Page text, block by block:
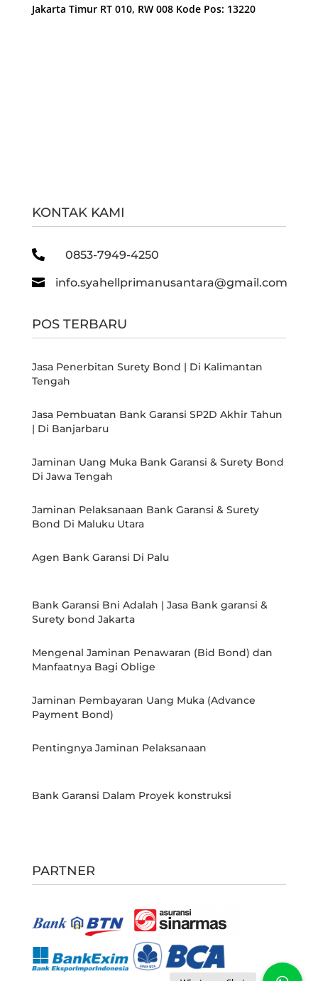
Jakarta Timur RT 010, RW 008 Kode Pos: 13220
KONTAK KAMI
 0853-7949-4250
 info.syahellprimanusantara@gmail.com
POS TERBARU
Jasa Penerbitan Surety Bond | Di Kalimantan
Tengah
Jasa Pembuatan Bank Garansi SP2D Akhir Tahun
| Di Banjarbaru
Jaminan Uang Muka Bank Garansi & Surety Bond
Di Jawa Tengah
Jaminan Pelaksanaan Bank Garansi & Surety
Bond Di Maluku Utara
Agen Bank Garansi Di Palu
Bank Garansi Bni Adalah | Jasa Bank garansi &
Surety bond Jakarta
Mengenal Jaminan Penawaran (Bid Bond) dan
Manfaatnya Bagi Oblige
Jaminan Pembayaran Uang Muka (Advance
Payment Bond)
Pentingnya Jaminan Pelaksanaan
Bank Garansi Dalam Proyek konstruksi
PARTNER